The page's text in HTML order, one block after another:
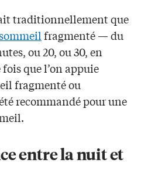
traditionnellement que
fragmenté — du
ou 20, ou 30, en
que l’on appuie
fragmenté ou
recommandé pour une
entre la nuit et